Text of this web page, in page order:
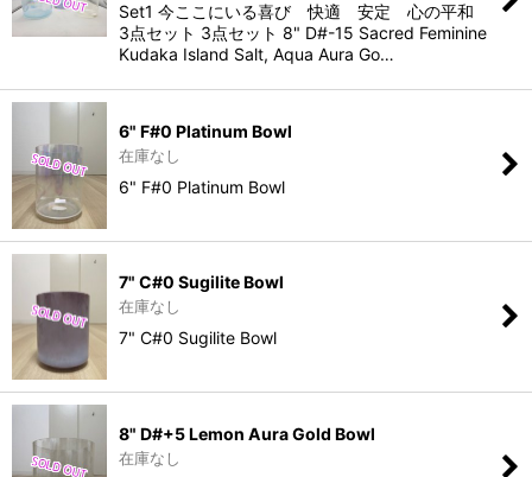
Set1 今ここにいる喜び 快適 安定 心の平和
3点セット 3点セット 8" D#-15 Sacred Feminine
Kudaka Island Salt, Aqua Aura Go…
6" F#0 Platinum Bowl
在庫なし
6" F#0 Platinum Bowl
7" C#0 Sugilite Bowl
在庫なし
7" C#0 Sugilite Bowl
8" D#+5 Lemon Aura Gold Bowl
在庫なし